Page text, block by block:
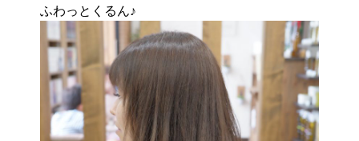
ふわっとくるん♪